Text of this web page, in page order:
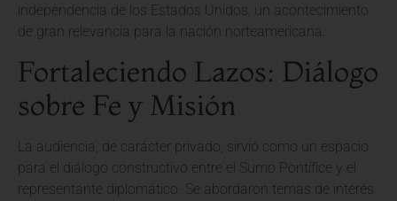
independencia de los Estados Unidos, un acontecimiento
de gran relevancia para la nación norteamericana.
Fortaleciendo Lazos: Diálogo
sobre Fe y Misión
La audiencia, de carácter privado, sirvió como un espacio
para el diálogo constructivo entre el Sumo Pontífice y el
representante diplomático. Se abordaron temas de interés